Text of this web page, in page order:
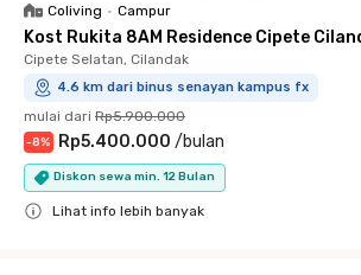
Coliving • Campur
Kost Rukita 8AM Residence Cipete
Cipete Selatan, Cilandak
4.6 km dari binus senayan kampus fx
mulai dari Rp5.900.000
-8% Rp5.400.000 /bulan
Diskon sewa min. 12 Bulan
Lihat info lebih banyak